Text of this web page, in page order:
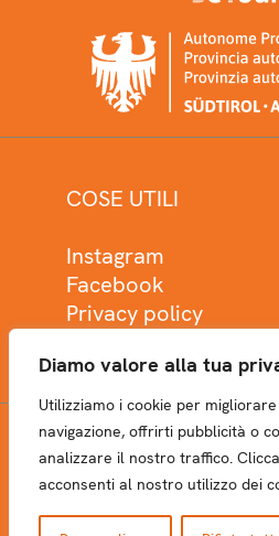
Diamo valore alla tua
Utilizziamo i cookie per
navigazione, offrirti pubblicità o
analizzare il nostro traffico.
acconsenti al nostro utilizzo dei
COSE UTILI
Instagram
Facebook
Privacy policy
NEWSLETTER